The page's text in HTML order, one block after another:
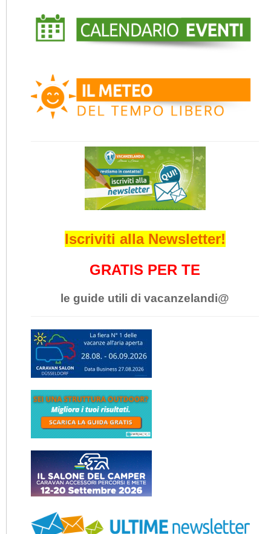
Iscriviti alla Newsletter!
GRATIS PER TE
le guide utili di vacanzelandi@